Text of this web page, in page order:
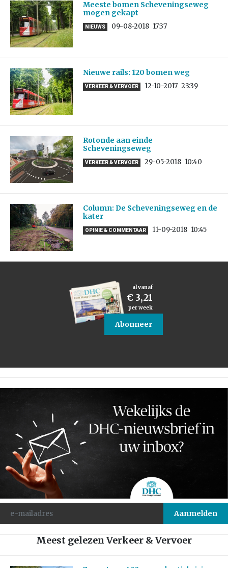
Meeste bomen Scheveningseweg
mogen gekapt
NIEUWS 09-08-2018 17:37
Nieuwe rails: 120 bomen weg
VERKEER & VERVOER 12-10-2017 23:39
Rotonde aan einde
Scheveningseweg
VERKEER & VERVOER 29-05-2018 10:40
Column: De Scheveningseweg en de
kater
OPINIE & COMMENTAAR 11-09-2018 10:45
al vanaf
€ 3,21
per week
Abonneer
Meest gelezen Verkeer & Vervoer